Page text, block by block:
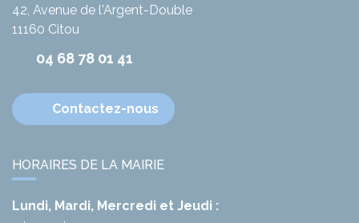
42, Avenue de l'Argent-Double
11160 Citou
04 68 78 01 41
Contactez-nous
HORAIRES DE LA MAIRIE
Lundi, Mardi, Mercredi et Jeudi :